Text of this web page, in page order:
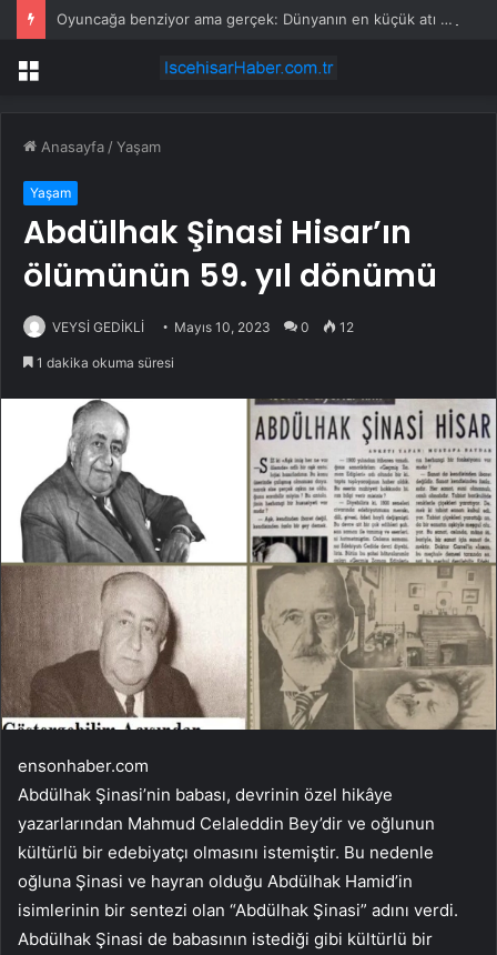
Oyuncağa benziyor ama gerçek: Dünyanın en küçük atı seçildi
Menü
Anasayfa /Yaşam
Yaşam
Abdülhak Şinasi Hisar’ın
ölümünün 59. yıl dönümü
VEYSİ GEDİKLİ Mayıs 10, 2023 0 12
1 dakika okuma süresi
ensonhaber.com
Abdülhak Şinasi’nin babası, devrinin özel hikâye
yazarlarından Mahmud Celaleddin Bey’dir ve oğlunun
kültürlü bir edebiyatçı olmasını istemiştir. Bu nedenle
oğluna Şinasi ve hayran olduğu Abdülhak Hamid’in
isimlerinin bir sentezi olan “Abdülhak Şinasi” adını verdi.
Abdülhak Şinasi de babasının istediği gibi kültürlü bir